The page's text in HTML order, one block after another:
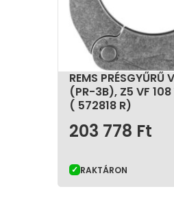
REMS PRÉSGYŰRŰ
(PR-3B), Z5 VF 108
( 572818 R)
203 778 Ft
RAKTÁRON